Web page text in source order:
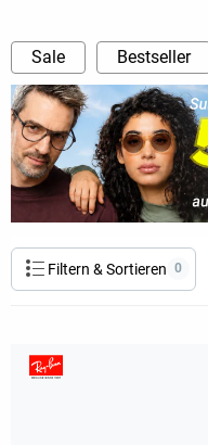
Sale Bestseller
Filtern & Sortieren 0